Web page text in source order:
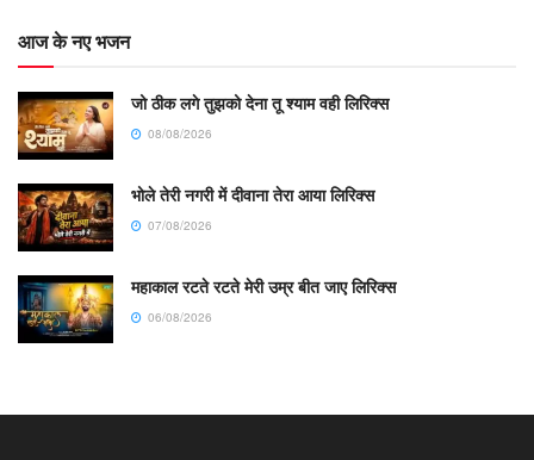
आज के नए भजन
जो ठीक लगे तुझको देना तू श्याम वही लिरिक्स
08/08/2026
भोले तेरी नगरी में दीवाना तेरा आया लिरिक्स
07/08/2026
महाकाल रटते रटते मेरी उम्र बीत जाए लिरिक्स
06/08/2026